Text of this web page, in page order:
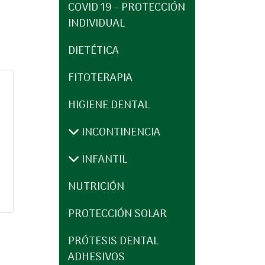
COVID 19 - PROTECCIÓN
INDIVIDUAL
DIETÉTICA
FITOTERAPIA
HIGIENE DENTAL
INCONTINENCIA
INFANTIL
NUTRICIÓN
PROTECCIÓN SOLAR
PRÓTESIS DENTAL
ADHESIVOS